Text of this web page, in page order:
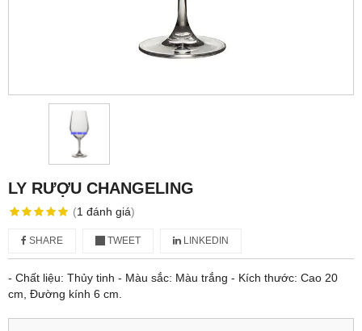
LY RƯỢU CHANGELING
(1 đánh giá)
SHARE TWEET LINKEDIN
- Chất liệu: Thủy tinh - Màu sắc: Màu trắng - Kích thước: Cao 20
cm, Đường kính 6 cm.